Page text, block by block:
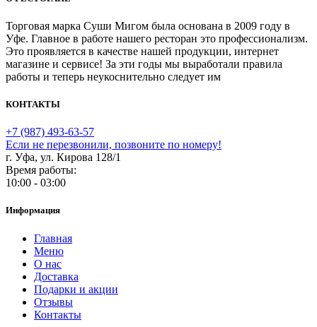
Торговая марка Суши Мигом была основана в 2009 году в
Уфе. Главное в работе нашего ресторан это профессионализм.
Это проявляется в качестве нашей продукции, интернет
магазине и сервисе! За эти годы мы выработали правила
работы и теперь неукоснительно следует им
КОНТАКТЫ
+7 (987) 493-63-57
Если не перезвонили, позвоните по номеру!
г. Уфа, ул. Кирова 128/1
Время работы:
10:00 - 03:00
Информация
Главная
Меню
О нас
Доставка
Подарки и акции
Отзывы
Контакты